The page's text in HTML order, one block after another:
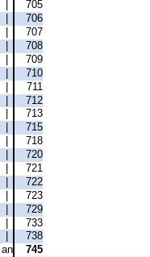
705
706
707
708
709
710
|
711
|
712
713
715
718
720
721
722
723
|
729
|
733
738
an 745